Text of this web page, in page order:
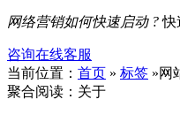
网络营销如何快速启动 ?快
咨询在线客服
当前位置： 首页 » 标签 »网
聚合阅读：关于